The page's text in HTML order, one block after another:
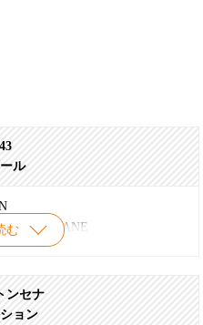
ル
む
ンセナ
ョン